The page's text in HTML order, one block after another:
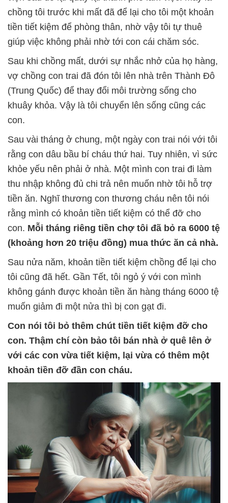
chồng tôi trước khi mất đã để lại cho tôi một khoản
tiền tiết kiệm để phòng thân, nhờ vậy tôi tự thuê
giúp việc không phải nhờ tới con cái chăm sóc.
Sau khi chồng mất, dưới sự nhắc nhở của họ hàng,
vợ chồng con trai đã đón tôi lên nhà trên Thành Đô
(Trung Quốc) để thay đổi môi trường sống cho
khuây khỏa. Vậy là tôi chuyển lên sống cũng các
con.
Sau vài tháng ở chung, một ngày con trai nói với tôi
rằng con dâu bầu bí cháu thứ hai. Tuy nhiên, vì sức
khỏe yếu nên phải ở nhà. Một mình con trai đi làm
thu nhập không đủ chi trả nên muốn nhờ tôi hỗ trợ
tiền ăn. Nghĩ thương con thương cháu nên tôi nói
rằng mình có khoản tiền tiết kiệm có thể đỡ cho
con. Mỗi tháng riêng tiền chợ tôi đã bỏ ra 6000 tệ
(khoảng hơn 20 triệu đồng) mua thức ăn cả nhà.
Sau nửa năm, khoản tiền tiết kiệm chồng để lại cho
tôi cũng đã hết. Gần Tết, tôi ngỏ ý với con mình
không gánh được khoản tiền ăn hàng tháng 6000 tệ
muốn giảm đi một nửa thì bị con gạt đi.
Con nói tôi bỏ thêm chút tiền tiết kiệm đỡ cho
con. Thậm chí còn bảo tôi bán nhà ở quê lên ở
với các con vừa tiết kiệm, lại vừa có thêm một
khoản tiền đỡ đần con cháu.